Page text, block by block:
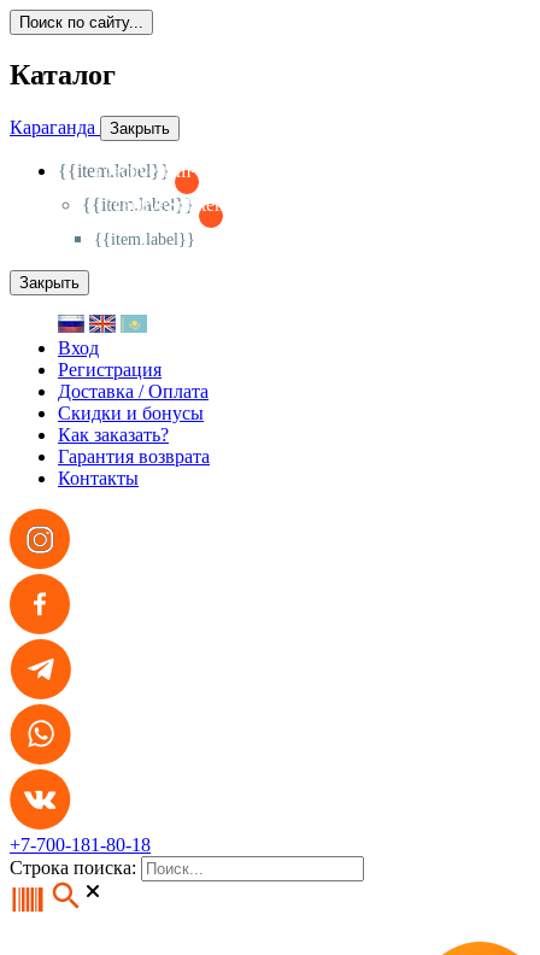
Поиск по сайту...
Каталог
Караганда Закрыть
{{item.label}}
{{activeItem==item.id?'-
{{item.label}}
{{activeSubitem==item.id?'-
{{item.label}}
Закрыть
Вход
Регистрация
Доставка / Оплата
Скидки и бонусы
Как заказать?
Гарантия возврата
Контакты
+7-700-181-80-18
Строка поиска: